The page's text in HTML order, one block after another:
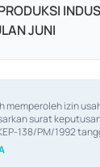
JUNI
memperoleh izin
surat
138/PM/1992
Februari 2014, izin
keputusan Otoritas